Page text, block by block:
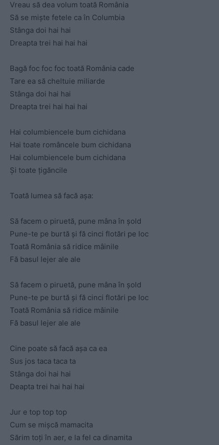
Vreau să dea volum toată România
Să se miște fetele ca în Columbia
Stânga doi hai hai
Dreapta trei hai hai hai
Bagă foc foc foc toată România cade
Tare ea să cheltuie miliarde
Stânga doi hai hai
Dreapta trei hai hai hai
Hai columbiencele bum cichidana
Hai toate româncele bum cichidana
Hai columbiencele bum cichidana
Și toate țigăncile
Toată lumea să facă așa:
Să facem o piruetă, pune mâna în șold
Pune-te pe burtă și fă cinci flotări pe loc
Toată România să ridice mâinile
Fă basul lejer ale ale
Să facem o piruetă, pune mâna în șold
Pune-te pe burtă și fă cinci flotări pe loc
Toată România să ridice mâinile
Fă basul lejer ale ale
Cine poate să facă așa ca ea
Sus jos taca taca ta
Stânga doi hai hai
Deapta trei hai hai hai
Jur e top top top
Cum se mișcă mamacita
Sărim toți în aer, e la fel ca dinamita